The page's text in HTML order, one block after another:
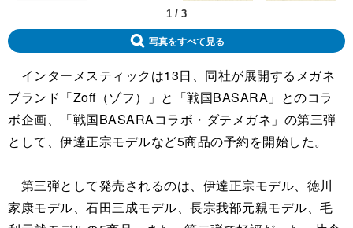
1 / 3
写真をすべて見る
インターメスティックは13日、同社が展開するメガネ
ブランド「Zoff（ゾフ）」と「戦国BASARA」とのコラ
ボ企画、「戦国BASARAコラボ・ダテメガネ」の第三弾
として、伊達正宗モデルなど5商品の予約を開始した。
第三弾として発売されるのは、伊達正宗モデル、徳川
家康モデル、石田三成モデル、長宗我部元親モデル、毛